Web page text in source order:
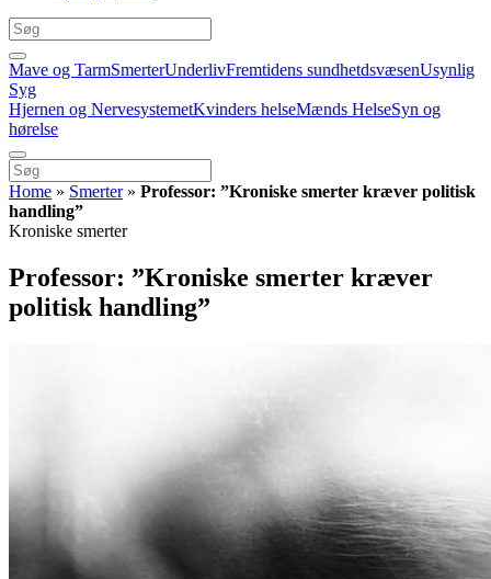
Mave og TarmSmerterUnderlivFremtidens sundhetdsvæsenUsynlig
Syg
Hjernen og NervesystemetKvinders helseMænds HelseSyn og
hørelse
Home » Smerter» Professor: ”Kroniske smerter kræver politisk
handling”
Kroniske smerter
Professor: ”Kroniske smerter kræver
politisk handling”